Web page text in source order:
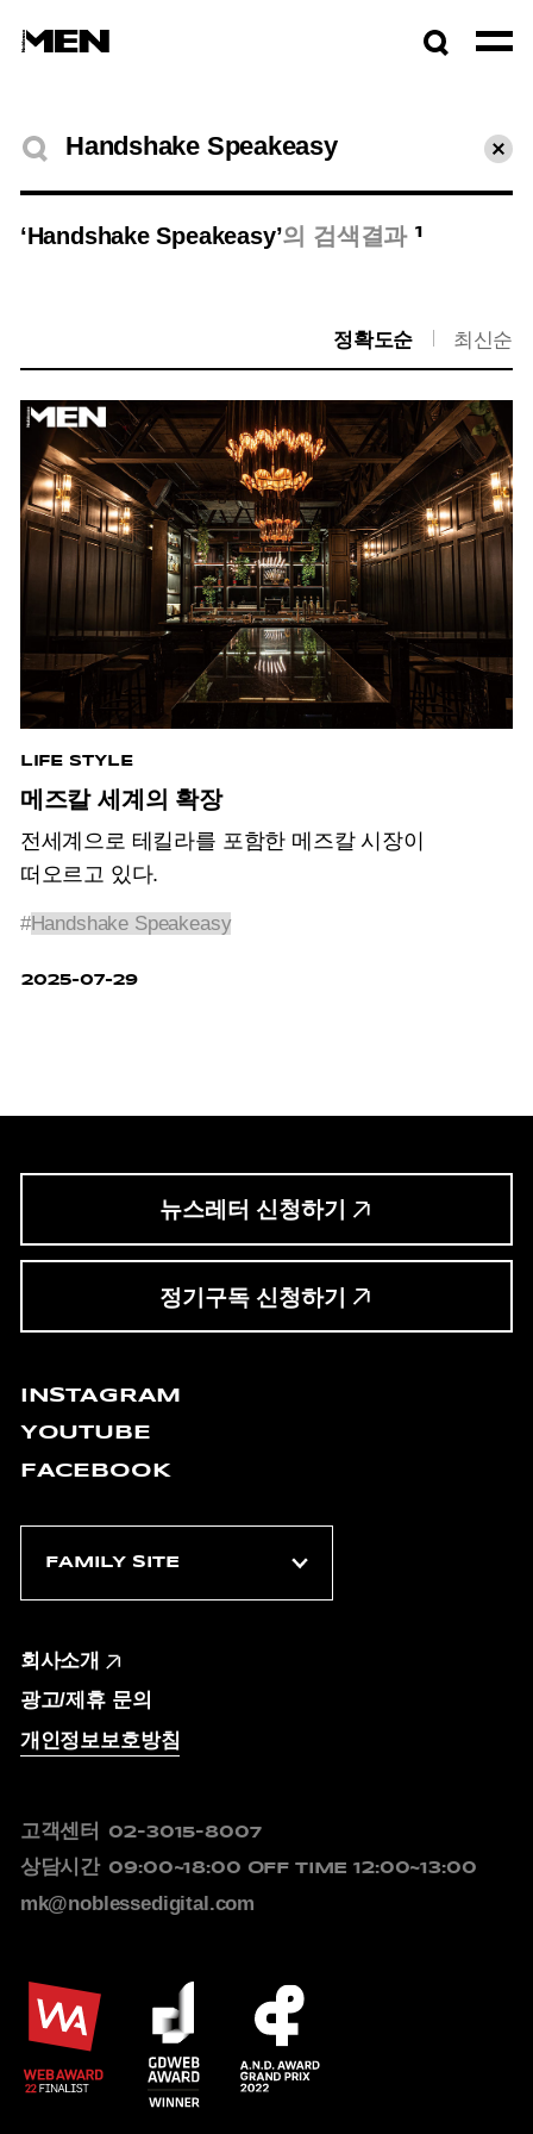
검색결과
초기
‘Handshake Speakeasy’의 검색결과 1
정확도순 최신순
LIFE STYLE
메즈칼 세계의 확장
전세계으로 테킬라를 포함한 메즈칼 시장이
떠오르고 있다.
#Handshake Speakeasy
2025-07-29
뉴스레터 신청하기
정기구독 신청하기
INSTAGRAM
YOUTUBE
FACEBOOK
회사소개
광고/제휴 문의
개인정보보호방침
고객센터 02-3015-8007
상담시간 09:00~18:00 OFF TIME 12:00~13:00
mk@noblessedigital.com